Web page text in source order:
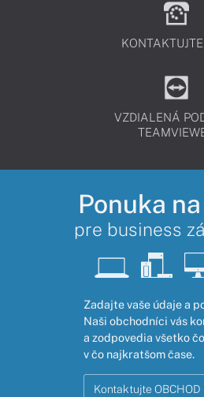
VZDIALENÁ
Ponuka
pre business
Zadajte vaše údaje a
Naši obchodníci vás
a zodpovedia všetko
v čo najkratšom čase.
Kontaktujte OBCHOD